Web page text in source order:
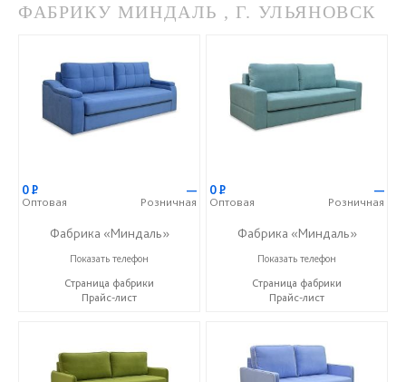
ФАБРИКУ МИНДАЛЬ , Г. УЛЬЯНОВСК
0Р
Оптовая
—
Розничная
Фабрика «Миндаль»
+7 (927) 630-62-82
Показать телефон
Страница фабрики
Прайс-лист
0Р
Оптовая
—
Розничная
Фабрика «Миндаль»
+7 (927) 630-62-82
Показать телефон
Страница фабрики
Прайс-лист